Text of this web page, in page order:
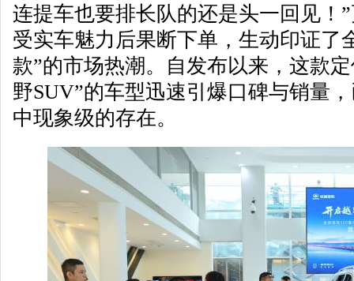
连提车也要排长队的还是头一回见！
受实车魅力后果断下单，生动印证了
款”的市场热潮。自发布以来，这款
野SUV”的车型迅速引爆口碑与销量
中现象级的存在。